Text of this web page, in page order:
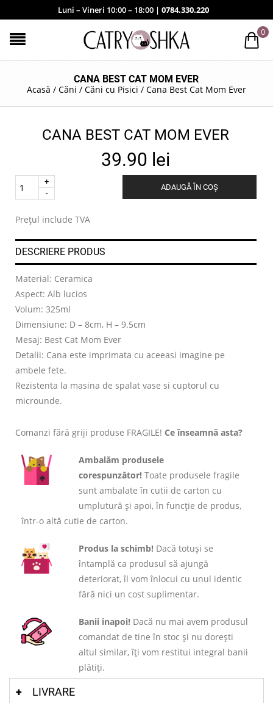
Luni – Vineri 10:00 – 18:00 | 0784.330.220
0
CANA BEST CAT MOM EVER
Acasă / Căni / Căni cu Pisici / Cana Best Cat Mom Ever
CANA BEST CAT MOM EVER
39.90 lei
Quantity
ADAUGĂ ÎN COȘ
Prețul include TVA
DESCRIERE PRODUS
Material: Ceramica
Aspect: Alb lucios
Volum: 325ml
Dimensiune: D – 8cm, H – 9.5cm
Mesaj: Best Cat Mom Ever
Detalii: Cana este imprimata cu aceeasi imagine pe
ambele fete.
Rezistenta la masina de spalat vase si cuptorul cu
microunde.
Comanzi fără griji produse FRAGILE! Ce înseamnă asta?
Ambalăm produsele
corespunzător! Toate produsele fragile
sunt ambalate în cutii de carton cu
umplutură și apoi, în funcție de produs,
într-o altă cutie de carton.
Produs la schimb! Dacă totuși se
întamplă ca produsul să ajungă
deteriorat, îl vom înlocui cu unul identic
fără nici un cost suplimentar.
Banii inapoi! Dacă nu mai avem produsul
comandat de tine în stoc și nu dorești
altul similar, îți vom restitui integral banii
plătiți.
LIVRARE